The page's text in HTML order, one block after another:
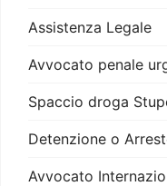
Assistenza Legale
Avvocato penale
Spaccio droga
Detenzione o
Avvocato